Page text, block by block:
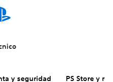
y seguridad PS Store y